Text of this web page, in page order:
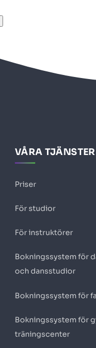
VÅRA TJÄNSTER
Priser
För studior
För instruktörer
Bokningssystem för
och dansstudior
Bokningssystem för
Bokningssystem för
träningscenter